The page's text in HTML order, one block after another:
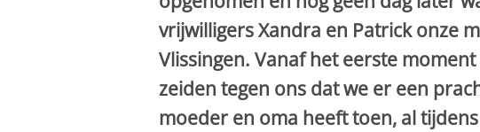
vrijwilligers Xandra en Patrick onze
Vlissingen. Vanaf het eerste
zeiden tegen ons dat we er een
moeder en oma heeft toen, al